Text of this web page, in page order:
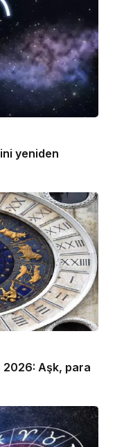
yeniden
2026: Aşk, para